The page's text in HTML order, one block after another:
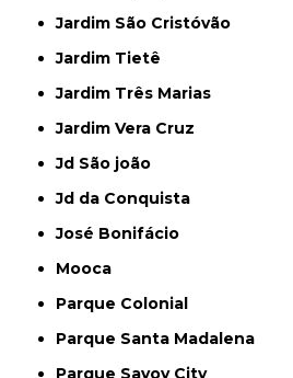
Jardim São Cristóvão
Jardim Tietê
Jardim Três Marias
Jardim Vera Cruz
Jd São joão
Jd da Conquista
José Bonifácio
Mooca
Parque Colonial
Parque Santa Madalena
Parque Savoy City